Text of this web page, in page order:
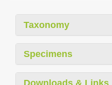
Taxonomy
Specimens
Downloads & Links